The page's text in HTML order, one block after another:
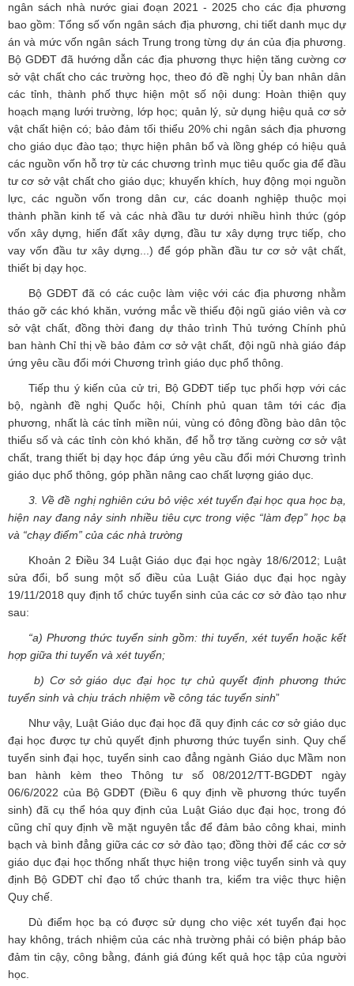
ngân sách nhà nước giai đoạn 2021 - 2025 cho các địa phương
bao gồm: Tổng số vốn ngân sách địa phương, chi tiết danh mục dự
án và mức vốn ngân sách Trung trong từng dự án của địa phương.
Bộ GDĐT đã hướng dẫn các địa phương thực hiện tăng cường cơ
sở vật chất cho các trường học, theo đó đề nghị Ủy ban nhân dân
các tỉnh, thành phố thực hiện một số nội dung: Hoàn thiện quy
hoạch mạng lưới trường, lớp học; quản lý, sử dụng hiệu quả cơ sở
vật chất hiện có; bảo đảm tối thiểu 20% chi ngân sách địa phương
cho giáo dục đào tạo; thực hiện phân bổ và lồng ghép có hiệu quả
các nguồn vốn hỗ trợ từ các chương trình mục tiêu quốc gia để đầu
tư cơ sở vật chất cho giáo dục; khuyến khích, huy động mọi nguồn
lực, các nguồn vốn trong dân cư, các doanh nghiệp thuộc mọi
thành phần kinh tế và các nhà đầu tư dưới nhiều hình thức (góp
vốn xây dựng, hiến đất xây dựng, đầu tư xây dựng trực tiếp, cho
vay vốn đầu tư xây dựng...) để góp phần đầu tư cơ sở vật chất,
thiết bị dạy học.
Bộ GDĐT đã có các cuộc làm việc với các địa phương nhằm
tháo gỡ các khó khăn, vướng mắc về thiếu đội ngũ giáo viên và cơ
sở vật chất, đồng thời đang dự thảo trình Thủ tướng Chính phủ
ban hành Chỉ thị về bảo đảm cơ sở vật chất, đội ngũ nhà giáo đáp
ứng yêu cầu đổi mới Chương trình giáo dục phổ thông.
Tiếp thu ý kiến của cử tri, Bộ GDĐT tiếp tục phối hợp với các
bộ, ngành đề nghị Quốc hội, Chính phủ quan tâm tới các địa
phương, nhất là các tỉnh miền núi, vùng có đông đồng bào dân tộc
thiểu số và các tỉnh còn khó khăn, để hỗ trợ tăng cường cơ sở vật
chất, trang thiết bị dạy học đáp ứng yêu cầu đổi mới Chương trình
giáo dục phổ thông, góp phần nâng cao chất lượng giáo dục.
3. Về đề nghị nghiên cứu bỏ việc xét tuyển đại học qua học bạ,
hiện nay đang nảy sinh nhiều tiêu cực trong việc “làm đẹp” học bạ
và “chạy điểm” của các nhà trường
Khoản 2 Điều 34 Luật Giáo dục đại học ngày 18/6/2012; Luật
sửa đổi, bổ sung một số điều của Luật Giáo dục đại học ngày
19/11/2018 quy định tổ chức tuyển sinh của các cơ sở đào tạo như
sau:
“a) Phương thức tuyển sinh gồm: thi tuyển, xét tuyển hoặc kết
hợp giữa thi tuyển và xét tuyển;
b) Cơ sở giáo dục đại học tự chủ quyết định phương thức
tuyển sinh và chịu trách nhiệm về công tác tuyển sinh”
Như vậy, Luật Giáo dục đại học đã quy định các cơ sở giáo dục
đại học được tự chủ quyết định phương thức tuyển sinh. Quy chế
tuyển sinh đại học, tuyển sinh cao đẳng ngành Giáo dục Mầm non
ban hành kèm theo Thông tư số 08/2012/TT-BGDĐT ngày
06/6/2022 của Bộ GDĐT (Điều 6 quy định về phương thức tuyển
sinh) đã cụ thể hóa quy định của Luật Giáo dục đại học, trong đó
cũng chỉ quy định về mặt nguyên tắc để đảm bảo công khai, minh
bạch và bình đẳng giữa các cơ sở đào tạo; đồng thời để các cơ sở
giáo dục đại học thống nhất thực hiện trong việc tuyển sinh và quy
định Bộ GDĐT chỉ đạo tổ chức thanh tra, kiểm tra việc thực hiện
Quy chế.
Dù điểm học bạ có được sử dụng cho việc xét tuyển đại học
hay không, trách nhiệm của các nhà trường phải có biện pháp bảo
đảm tin cậy, công bằng, đánh giá đúng kết quả học tập của người
học.